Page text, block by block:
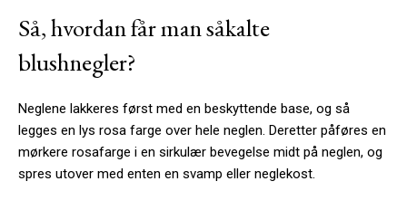
Så, hvordan får man såkalte
blushnegler?
Neglene lakkeres først med en beskyttende base, og så
legges en lys rosa farge over hele neglen. Deretter påføres en
mørkere rosafarge i en sirkulær bevegelse midt på neglen, og
spres utover med enten en svamp eller neglekost.